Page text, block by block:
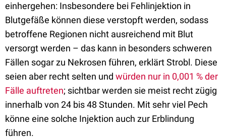
einhergehen: Insbesondere bei Fehlinjektion in
Blutgefäße können diese verstopft werden, sodass
betroffene Regionen nicht ausreichend mit Blut
versorgt werden – das kann in besonders schweren
Fällen sogar zu Nekrosen führen, erklärt Strobl. Diese
seien aber recht selten und würden nur in 0,001 % der
Fälle auftreten; sichtbar werden sie meist recht zügig
innerhalb von 24 bis 48 Stunden. Mit sehr viel Pech
könne eine solche Injektion auch zur Erblindung
führen.